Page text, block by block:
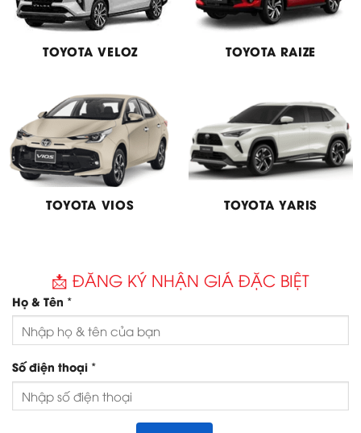
TOYOTA VELOZ TOYOTA RAIZE
TOYOTA VIOS TOYOTA YARIS
📩 ĐĂNG KÝ NHẬN GIÁ ĐẶC BIỆT
Họ & Tên *
Số điện thoại *